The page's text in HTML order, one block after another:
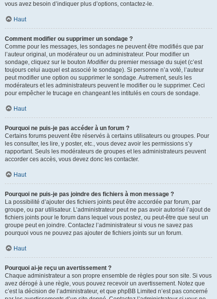
vous avez besoin d’indiquer plus d’options, contactez-le.
Haut
Comment modifier ou supprimer un sondage ?
Comme pour les messages, les sondages ne peuvent être modifiés que par
l’auteur original, un modérateur ou un administrateur. Pour modifier un
sondage, cliquez sur le bouton Modifierdu premier message du sujet (c’est
toujours celui auquel est associé le sondage). Si personne n’a voté, l’auteur
peut modifier une option ou supprimer le sondage. Autrement, seuls les
modérateurs et les administrateurs peuvent le modifier ou le supprimer. Ceci
pour empêcher le trucage en changeant les intitulés en cours de sondage.
Haut
Pourquoi ne puis-je pas accéder à un forum ?
Certains forums peuvent être réservés à certains utilisateurs ou groupes. Pour
les consulter, les lire, y poster, etc., vous devez avoir les permissions s’y
rapportant. Seuls les modérateurs de groupes et les administrateurs peuvent
accorder ces accès, vous devez donc les contacter.
Haut
Pourquoi ne puis-je pas joindre des fichiers à mon message ?
La possibilité d’ajouter des fichiers joints peut être accordée par forum, par
groupe, ou par utilisateur. L’administrateur peut ne pas avoir autorisé l’ajout de
fichiers joints pour le forum dans lequel vous postez, ou peut-être que seul un
groupe peut en joindre. Contactez l’administrateur si vous ne savez pas
pourquoi vous ne pouvez pas ajouter de fichiers joints sur un forum.
Haut
Pourquoi ai-je reçu un avertissement ?
Chaque administrateur a son propre ensemble de règles pour son site. Si vous
avez dérogé à une règle, vous pouvez recevoir un avertissement. Notez que
c’est la décision de l’administrateur, et que phpBB Limited n’est pas concerné